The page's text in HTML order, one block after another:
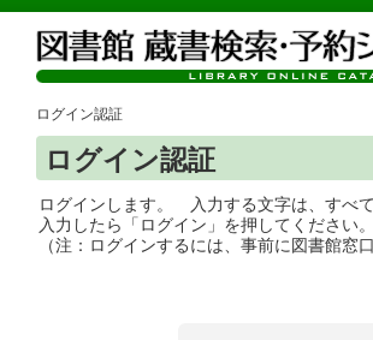
ログイン認証
ログイン認証
ログインします。 入力する文字は、すべ
入力したら「ログイン」を押してください。
（注：ログインするには、事前に図書館窓